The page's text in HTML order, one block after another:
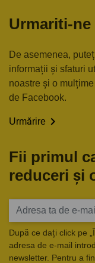
Urmariti-ne
De asemenea,
informații și sfaturi
noastre și o
de Facebook.
Urmărire 
Fii primul
reduceri și
După ce dați click pe
adresa de e-mail
newsletter. Pentru a